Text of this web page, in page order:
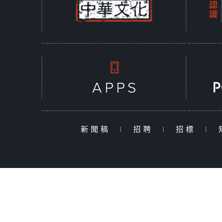
新聞稿 | 招聘 | 招標 |